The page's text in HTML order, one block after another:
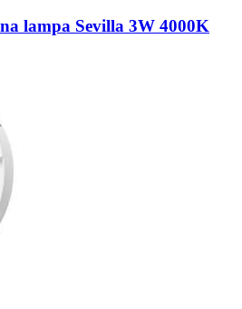
lampa Sevilla 3W 4000K